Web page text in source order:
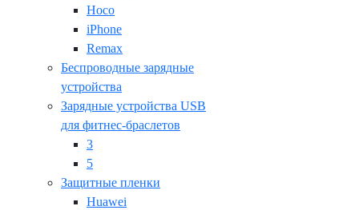
Hoco
iPhone
Remax
Беспроводные зарядные
устройства
Зарядные устройства USB
для фитнес-браслетов
3
5
Защитные пленки
Huawei